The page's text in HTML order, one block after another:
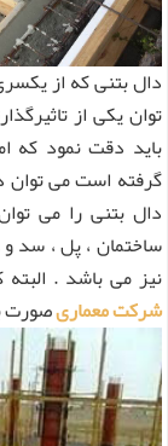
دال بتنی که از
توان یکی از
باید دقت نمود که
گرفته است می توان
دال بتنی را می
ساختمان ، پل ، سد و
نیز می باشد .
شرکت معماریصورت